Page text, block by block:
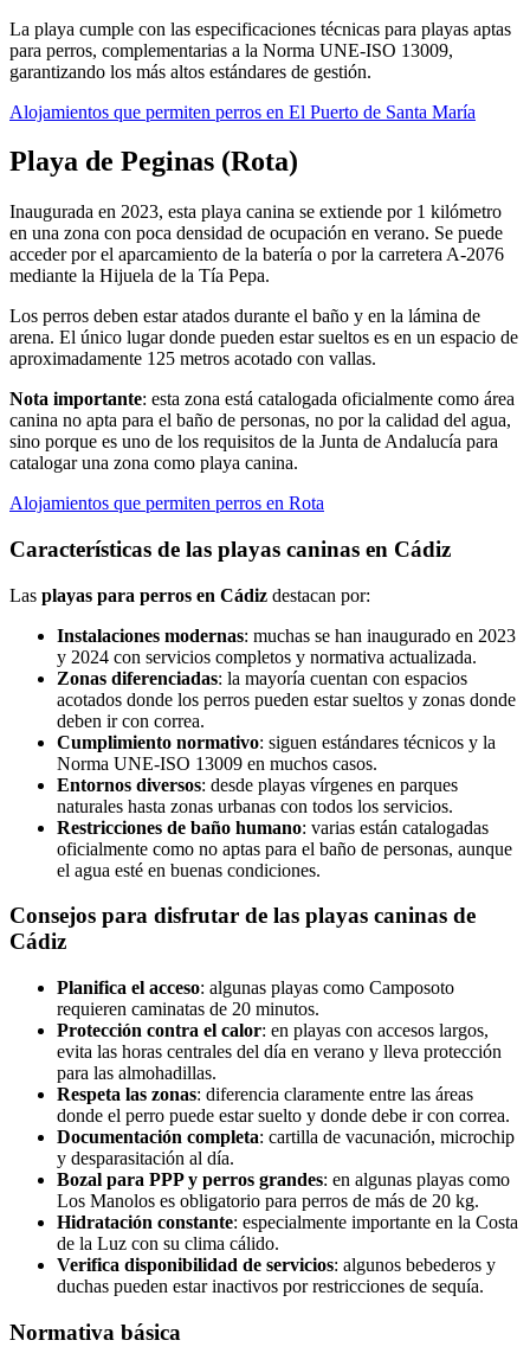
La playa cumple con las especificaciones técnicas para playas aptas
para perros, complementarias a la Norma UNE-ISO 13009,
garantizando los más altos estándares de gestión.
Alojamientos que permiten perros en El Puerto de Santa María
Playa de Peginas (Rota)
Inaugurada en 2023, esta playa canina se extiende por 1 kilómetro
en una zona con poca densidad de ocupación en verano. Se puede
acceder por el aparcamiento de la batería o por la carretera A-2076
mediante la Hijuela de la Tía Pepa.
Los perros deben estar atados durante el baño y en la lámina de
arena. El único lugar donde pueden estar sueltos es en un espacio de
aproximadamente 125 metros acotado con vallas.
Nota importante: esta zona está catalogada oficialmente como área
canina no apta para el baño de personas, no por la calidad del agua,
sino porque es uno de los requisitos de la Junta de Andalucía para
catalogar una zona como playa canina.
Alojamientos que permiten perros en Rota
Características de las playas caninas en Cádiz
Las playas para perros en Cádiz destacan por:
Instalaciones modernas: muchas se han inaugurado en 2023
y 2024 con servicios completos y normativa actualizada.
Zonas diferenciadas: la mayoría cuentan con espacios
acotados donde los perros pueden estar sueltos y zonas donde
deben ir con correa.
Cumplimiento normativo: siguen estándares técnicos y la
Norma UNE-ISO 13009 en muchos casos.
Entornos diversos: desde playas vírgenes en parques
naturales hasta zonas urbanas con todos los servicios.
Restricciones de baño humano: varias están catalogadas
oficialmente como no aptas para el baño de personas, aunque
el agua esté en buenas condiciones.
Consejos para disfrutar de las playas caninas de
Cádiz
Planifica el acceso: algunas playas como Camposoto
requieren caminatas de 20 minutos.
Protección contra el calor: en playas con accesos largos,
evita las horas centrales del día en verano y lleva protección
para las almohadillas.
Respeta las zonas: diferencia claramente entre las áreas
donde el perro puede estar suelto y donde debe ir con correa.
Documentación completa: cartilla de vacunación, microchip
y desparasitación al día.
Bozal para PPP y perros grandes: en algunas playas como
Los Manolos es obligatorio para perros de más de 20 kg.
Hidratación constante: especialmente importante en la Costa
de la Luz con su clima cálido.
Verifica disponibilidad de servicios: algunos bebederos y
duchas pueden estar inactivos por restricciones de sequía.
Normativa básica